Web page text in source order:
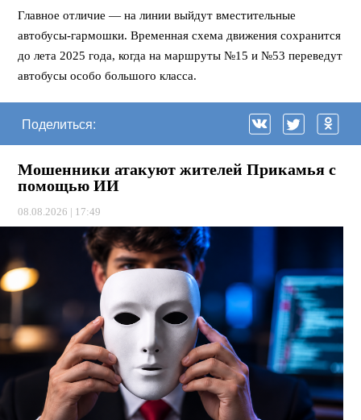
Главное отличие — на линии выйдут вместительные
автобусы-гармошки. Временная схема движения сохранится
до лета 2025 года, когда на маршруты №15 и №53 переведут
автобусы особо большого класса.
Поделиться:
Мошенники атакуют жителей Прикамья с
помощью ИИ
08.08.2026 | 17:49